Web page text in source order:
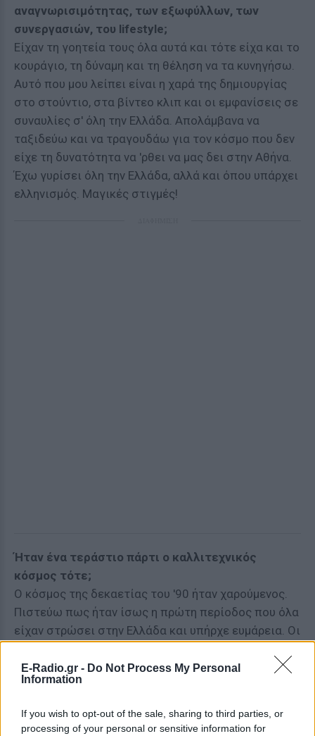
E-Radio.gr - Do Not Process My Personal
Information
If you wish to opt-out of the sale, sharing to third parties, or
processing of your personal or sensitive information for
αναγνωρισιμότητας, των εξωφύλλων, των
συνεργασιών, του lifestyle;
Είχαν τη γοητεία τους όλα αυτά και τότε είχα και το
κουράγιο, τη δύναμη και τη θέληση να τα κυνηγήσω.
Αυτό που μου λείπει είναι η χαρά της δημιουργίας
στο στούντιο, στα βίντεο κλιπ και οι εμφανίσεις σε
συναυλίες σ' όλη την Ελλάδα. Απολάμβανα να
ταξιδεύω και να τραγουδάω για τον κόσμο που δεν
είχε τη δυνατότητα να 'ρθει να μας δει στην Αθήνα.
Έχω γυρίσει όλη την Ελλάδα, αλλά και όπου υπάρχει
ελληνισμός. Μαγικές στιγμές!
Ήταν ένα τεράστιο πάρτι ο καλλιτεχνικός
κόσμος τότε;
Ο κόσμος της δεκαετίας του '90 ήταν χαρούμενος.
Πιστεύω πως ήταν ίσως η πρώτη περίοδος που όλα
είχαν στρώσει στην Ελλάδα και υπήρχε ευμάρεια. Οι
και το έριξαν έξω. Τα μαγαζιά καθημερινά γεμάτα.
Οι επισκέπτες καλοντυμένοι και ξεχωριστοί. Οι
Τρεις-τέσσερις τρανοί τραγουδιστές μαζί.